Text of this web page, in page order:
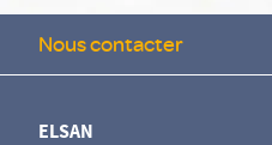
Nous contacter
ELSAN